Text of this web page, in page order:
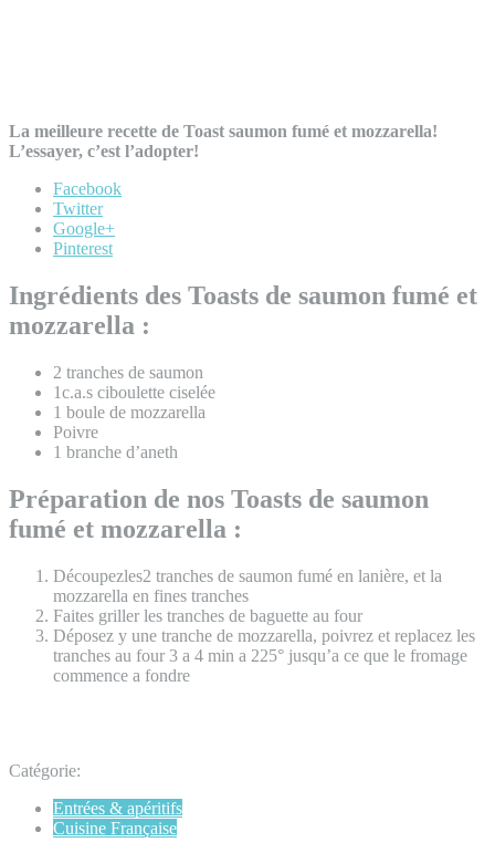
La meilleure recette de Toast saumon fumé et mozzarella!
L’essayer, c’est l’adopter!
Facebook
Twitter
Google+
Pinterest
Ingrédients des Toasts de saumon fumé et
mozzarella :
2 tranches de saumon
1c.a.s ciboulette ciselée
1 boule de mozzarella
Poivre
1 branche d’aneth
Préparation de nos Toasts de saumon
fumé et mozzarella :
Découpezles2 tranches de saumon fumé en lanière, et la
mozzarella en fines tranches
Faites griller les tranches de baguette au four
Déposez y une tranche de mozzarella, poivrez et replacez les
tranches au four 3 a 4 min a 225° jusqu’a ce que le fromage
commence a fondre
Catégorie:
Entrées & apéritifs
Cuisine Française